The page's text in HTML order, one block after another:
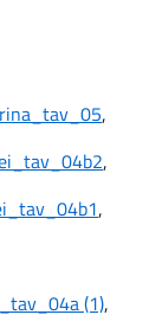
,
,
,
(1),